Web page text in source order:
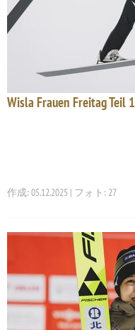
Wisla Frauen Freitag Teil 1
作成: 05.12.2025 | フォト: 27